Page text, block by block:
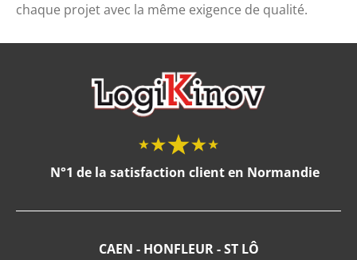
chaque projet avec la même exigence de qualité.
N°1 de la satisfaction client en Normandie
CAEN - HONFLEUR - ST LÔ